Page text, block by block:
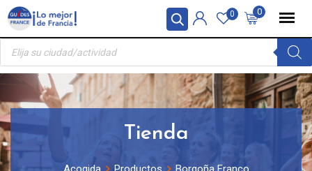
Panel de gestión de cookies
Skip
content
0
0
Búsqueda
productos
Tienda